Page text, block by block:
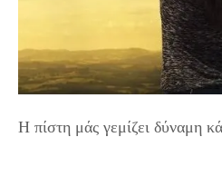
Η πίστη μάς γεμίζει δύναμη